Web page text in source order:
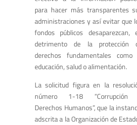
para hacer más transparentes
administraciones y así evitar que
fondos públicos desaparezcan,
detrimento de la protección
derechos fundamentales como
educación, salud o alimentación.
La solicitud figura en la
número 1-18
Derechos Humanos”, que la
adscrita a la Organización de